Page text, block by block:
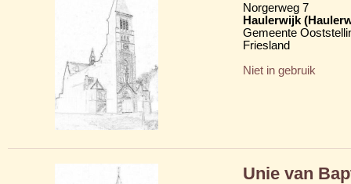
Norgerweg 7
Haulerwijk
Gemeente
Friesland
Niet in gebruik
Unie van